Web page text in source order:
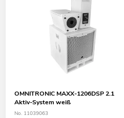
OMNITRONIC MAXX-1206DSP 2.1
Aktiv-System weiß
No. 11039063